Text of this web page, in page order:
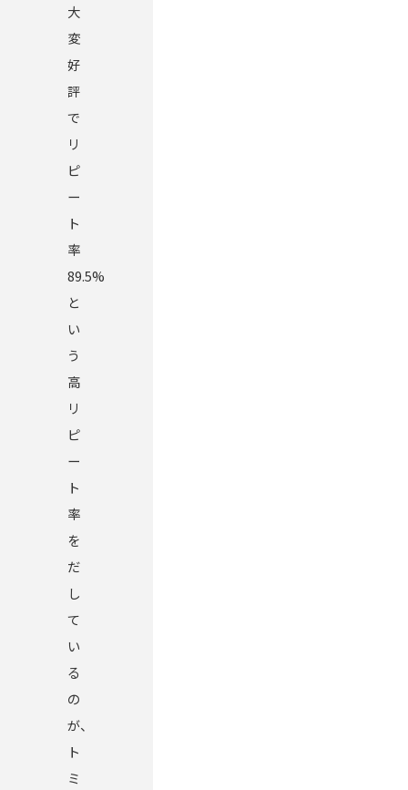
大
変
好
評
で
リ
ピ
ー
ト
率
89.5%
と
い
う
高
リ
ピ
ー
ト
率
を
だ
し
て
い
る
の
が、
ト
ミ